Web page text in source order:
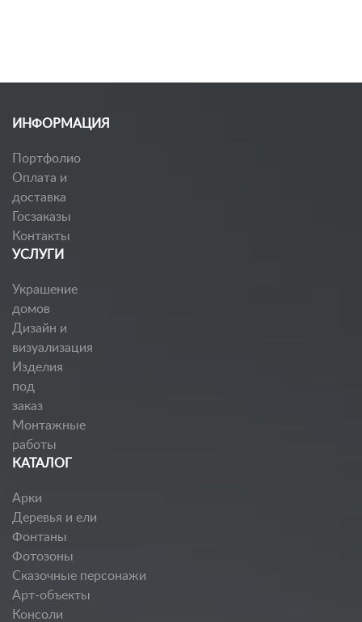
ИНФОРМАЦИЯ
Портфолио
Оплата и
доставка
Госзаказы
Контакты
УСЛУГИ
Украшение
домов
Дизайн и
визуализация
Изделия
под
заказ
Монтажные
работы
КАТАЛОГ
Арки
Деревья и ели
Фонтаны
Фотозоны
Сказочные персонажи
Арт-объекты
Консоли